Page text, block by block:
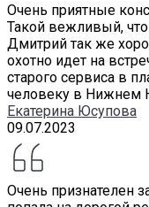
Очень приятные
Такой вежливый,
Дмитрий так же
охотно идет на
старого сервиса в
человеку в Нижнем
Екатерина Юсупова
09.07.2023
Очень признателен